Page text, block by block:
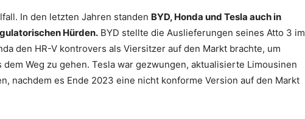
In den letzten Jahren standen BYD, Honda und Tesla auch in
Hürden. BYD stellte die Auslieferungen seines Atto 3 im
den HR-V kontrovers als Viersitzer auf den Markt brachte, um
Weg zu gehen. Tesla war gezwungen, aktualisierte Limousinen
nachdem es Ende 2023 eine nicht konforme Version auf den Markt